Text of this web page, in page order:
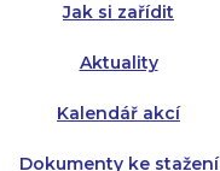
Jak si zařídit
Aktuality
Kalendář akcí
Dokumenty ke stažení